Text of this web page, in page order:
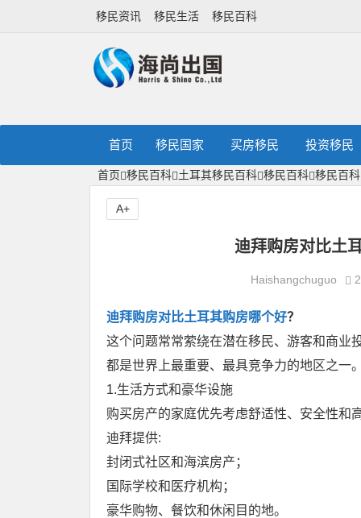
移民资讯 移民生活 移民百科
首页 移民国家 买房移民 投资移民
首页 移民百科 土耳其移民百科 移民百科 移民百科
迪拜购房对比土
Haishangchuguo
迪拜购房对比土耳其购房哪个好？
这个问题常常萦绕在潜在移民、游客和商业
都是世界上最重要、最具竞争力的地区之一
1.生活方式和豪华设施
购买房产的家庭优先考虑舒适性、安全性和
迪拜提供:
封闭式社区和海滨房产；
国际学校和医疗机构；
豪华购物、餐饮和休闲目的地。
A+